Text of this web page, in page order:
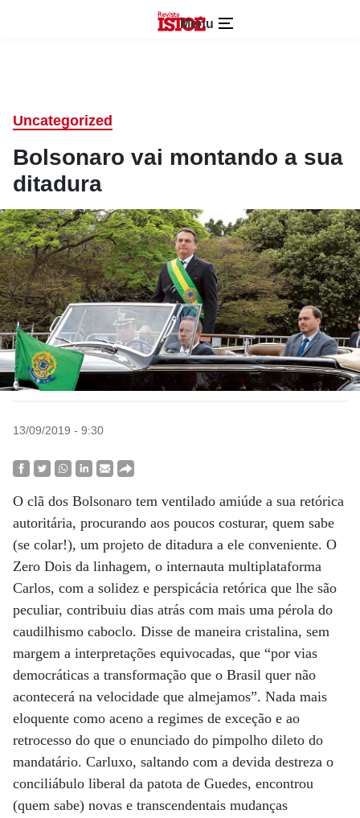
Menu
Uncategorized
Bolsonaro vai montando a sua
ditadura
13/09/2019 - 9:30
O clã dos Bolsonaro tem ventilado amiúde a sua retórica
autoritária, procurando aos poucos costurar, quem sabe
(se colar!), um projeto de ditadura a ele conveniente. O
Zero Dois da linhagem, o internauta multiplataforma
Carlos, com a solidez e perspicácia retórica que lhe são
peculiar, contribuiu dias atrás com mais uma pérola do
caudilhismo caboclo. Disse de maneira cristalina, sem
margem a interpretações equivocadas, que “por vias
democráticas a transformação que o Brasil quer não
acontecerá na velocidade que almejamos”. Nada mais
eloquente como aceno a regimes de exceção e ao
retrocesso do que o enunciado do pimpolho dileto do
mandatário. Carluxo, saltando com a devida destreza o
conciliábulo liberal da patota de Guedes, encontrou
(quem sabe) novas e transcendentais mudanças